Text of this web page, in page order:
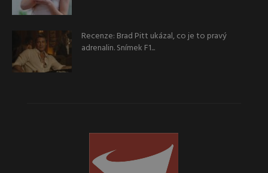
Recenze: Brad Pitt ukázal, co je to pravý
adrenalin. Snímek F1...